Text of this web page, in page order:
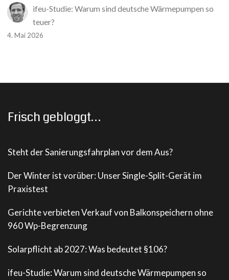
ifeu-Studie: Warum sind deutsche Wärmepumpen so
teuer?
4. Mai 2026
Frisch gebloggt…
Steht der Sanierungsfahrplan vor dem Aus?
Der Winter ist vorüber: Unser Single-Split-Gerät im
Praxistest
Gerichte verbieten Verkauf von Balkonspeichern ohne
960 Wp-Begrenzung
Solarpflicht ab 2027: Was bedeutet §106?
ifeu-Studie: Warum sind deutsche Wärmepumpen so